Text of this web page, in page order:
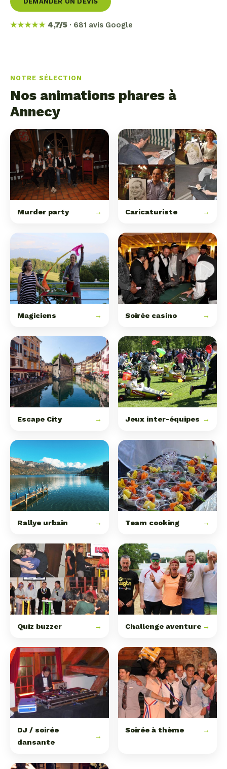
★★★★★ 4,7/5 · 681 avis Google
NOTRE SÉLECTION
Nos animations phares à
Annecy
Murder party → Caricaturiste →
Magiciens → Soirée casino →
Escape City → Jeux inter-équipes →
Rallye urbain → Team cooking →
Quiz buzzer → Challenge aventure →
DJ / soirée
dansante
→
Soirée à thème →